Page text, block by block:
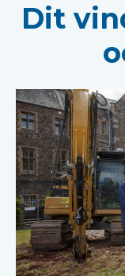
Dit